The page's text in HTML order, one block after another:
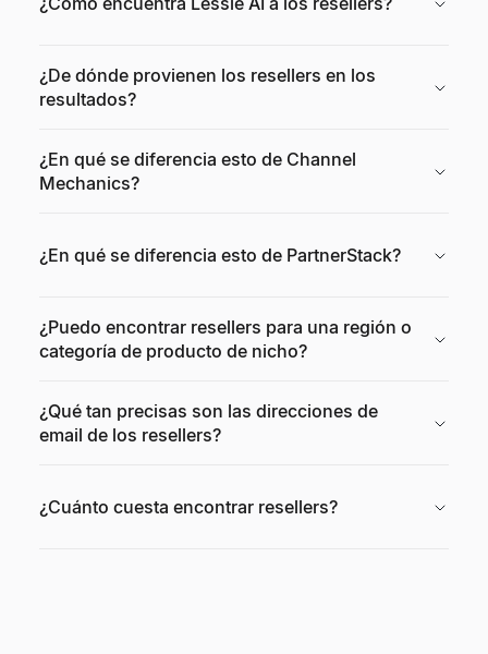
¿De dónde provienen los resellers en los
resultados?
¿En qué se diferencia esto de Channel
Mechanics?
¿En qué se diferencia esto de PartnerStack?
¿Puedo encontrar resellers para una región o
categoría de producto de nicho?
¿Qué tan precisas son las direcciones de
email de los resellers?
¿Cuánto cuesta encontrar resellers?